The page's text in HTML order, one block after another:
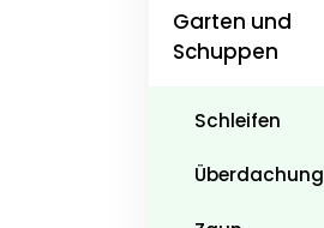
Garten und
Schuppen
Schleifen
Überdachung